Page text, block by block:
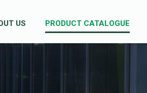
US PRODUCT CATALOGUE